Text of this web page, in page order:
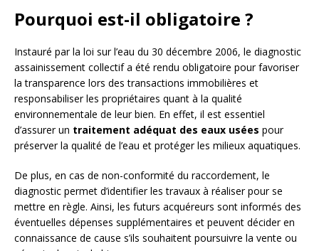
Pourquoi est-il obligatoire ?
Instauré par la loi sur l’eau du 30 décembre 2006, le diagnostic
assainissement collectif a été rendu obligatoire pour favoriser
la transparence lors des transactions immobilières et
responsabiliser les propriétaires quant à la qualité
environnementale de leur bien. En effet, il est essentiel
d’assurer un traitement adéquat des eaux usées pour
préserver la qualité de l’eau et protéger les milieux aquatiques.
De plus, en cas de non-conformité du raccordement, le
diagnostic permet d’identifier les travaux à réaliser pour se
mettre en règle. Ainsi, les futurs acquéreurs sont informés des
éventuelles dépenses supplémentaires et peuvent décider en
connaissance de cause s’ils souhaitent poursuivre la vente ou